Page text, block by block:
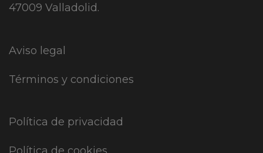
47009 Valladolid.
Aviso legal
Términos y condiciones
Política de privacidad